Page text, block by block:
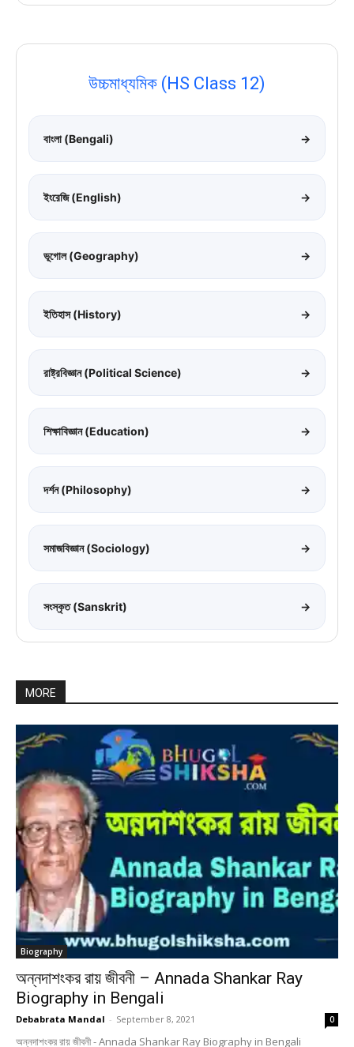
উচ্চমাধ্যমিক (HS Class 12)
বাংলা (Bengali) →
ইংরেজি (English) →
ভূগোল (Geography) →
ইতিহাস (History) →
রাষ্ট্রবিজ্ঞান (Political Science) →
শিক্ষাবিজ্ঞান (Education) →
দর্শন (Philosophy) →
সমাজবিজ্ঞান (Sociology) →
সংস্কৃত (Sanskrit) →
MORE
Biography
অন্নদাশংকর রায় জীবনী – Annada Shankar Ray
Biography in Bengali
Debabrata Mandal - September 8, 2021 0
অন্নদাশংকর রায় জীবনী - Annada Shankar Ray Biography in Bengali